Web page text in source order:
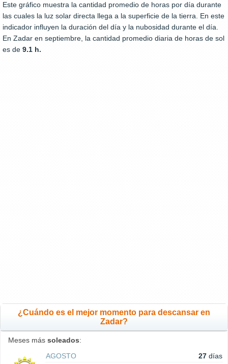
Este gráfico muestra la cantidad promedio de horas por día durante
las cuales la luz solar directa llega a la superficie de la tierra. En este
indicador influyen la duración del día y la nubosidad durante el día.
En Zadar en septiembre, la cantidad promedio diaria de horas de sol
es de 9.1 h.
¿Cuándo es el mejor momento para descansar en
Zadar?
Meses más soleados:
AGOSTO
27 días